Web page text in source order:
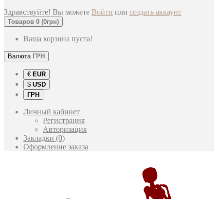
Здравствуйте! Вы можете Войти или создать аккаунт
Товаров 0 (0грн)
Ваша корзина пуста!
Валюта ГРН
€ EUR
$ USD
ГРН
Личный кабинет
Регистрация
Авторизация
Закладки (0)
Оформление заказа